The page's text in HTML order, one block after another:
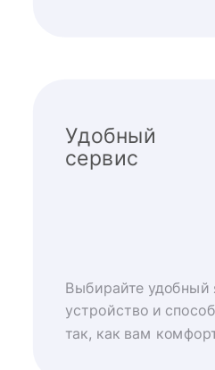
Удобный
сервис
Выбирайте удобный
устройство и
так, как вам